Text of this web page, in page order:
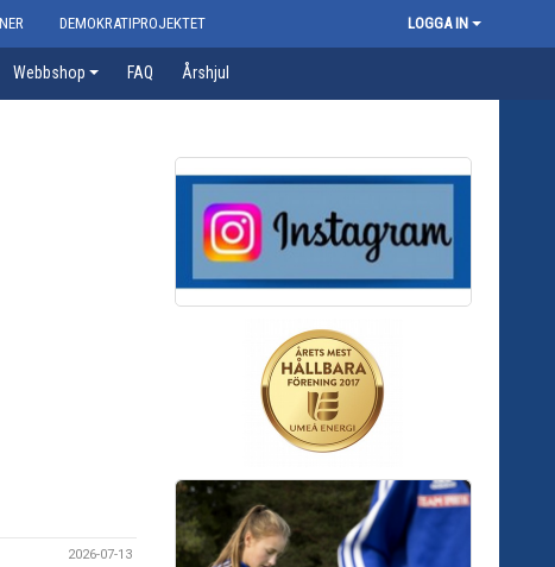
DEMOKRATIPROJEKTET LOGGA IN
Webbshop FAQ Årshjul
2026-07-13